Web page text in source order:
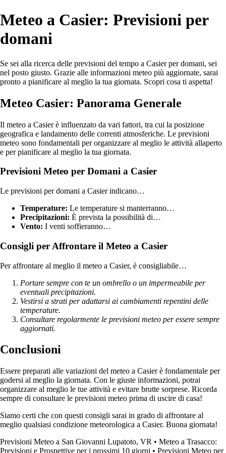
Meteo a Casier: Previsioni per
domani
Se sei alla ricerca delle previsioni del tempo a Casier per domani, sei
nel posto giusto. Grazie alle informazioni meteo più aggiornate, sarai
pronto a pianificare al meglio la tua giornata. Scopri cosa ti aspetta!
Meteo Casier: Panorama Generale
Il meteo a Casier è influenzato da vari fattori, tra cui la posizione
geografica e landamento delle correnti atmosferiche. Le previsioni
meteo sono fondamentali per organizzare al meglio le attività allaperto
e per pianificare al meglio la tua giornata.
Previsioni Meteo per Domani a Casier
Le previsioni per domani a Casier indicano…
Temperature: Le temperature si manterranno…
Precipitazioni: È prevista la possibilità di…
Vento: I venti soffieranno…
Consigli per Affrontare il Meteo a Casier
Per affrontare al meglio il meteo a Casier, è consigliabile…
Portare sempre con te un ombrello o un impermeabile per
eventuali precipitazioni.
Vestirsi a strati per adattarsi ai cambiamenti repentini delle
temperature.
Consultare regolarmente le previsioni meteo per essere sempre
aggiornati.
Conclusioni
Essere preparati alle variazioni del meteo a Casier è fondamentale per
godersi al meglio la giornata. Con le giuste informazioni, potrai
organizzare al meglio le tue attività e evitare brutte sorprese. Ricorda
sempre di consultare le previsioni meteo prima di uscire di casa!
Siamo certi che con questi consigli sarai in grado di affrontare al
meglio qualsiasi condizione meteorologica a Casier. Buona giornata!
Previsioni Meteo a San Giovanni Lupatoto, VR • Meteo a Trasacco:
Previsioni e Prospettive per i prossimi 10 giorni • Previsioni Meteo per